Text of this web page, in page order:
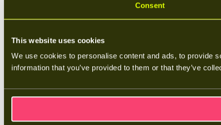
Consent
This website uses cookies
We use cookies to personalise content and ads, to provide
information that you’ve provided to them or that they’ve